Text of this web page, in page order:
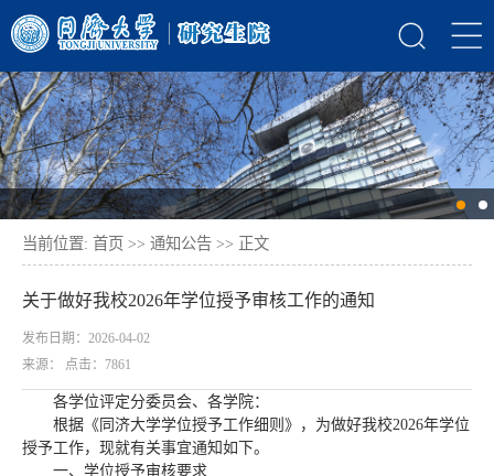
当前位置: 首页 >> 通知公告 >> 正文
关于做好我校2026年学位授予审核工作的通知
发布日期：2026-04-02
来源： 点击： 7861
各学位评定分委员会、各学院：
根据《同济大学学位授予工作细则》，为做好我校2026年学位
授予工作，现就有关事宜通知如下。
一、学位授予审核要求